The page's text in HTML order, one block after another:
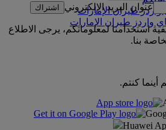
واردز طيران الإمارات
واردز طيران الإمارات
عنوان البريد الإلكتروني
اشتراك
استخدامنا لمعلوماتكم، يرجى الاطلاع
بنا.
أينما كنتم.
Huawei